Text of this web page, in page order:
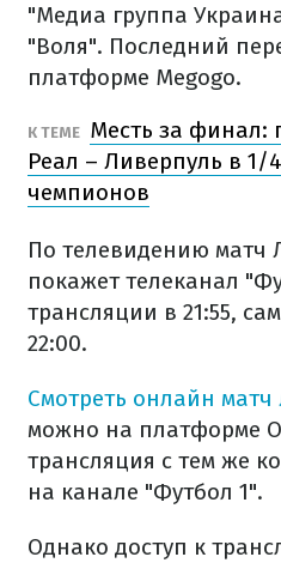
"Медиа группа
"Воля". Последний
платформе Megogo.
К ТЕМЕ Месть за финал:
Реал – Ливерпуль в
чемпионов
По телевидению матч
покажет телеканал
трансляции в 21:55,
22:00.
Смотреть онлайн матч
можно на платформе
трансляция с тем же
на канале "Футбол 1".
Однако доступ к